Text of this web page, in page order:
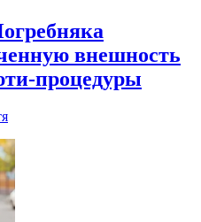
внешность
процедуры